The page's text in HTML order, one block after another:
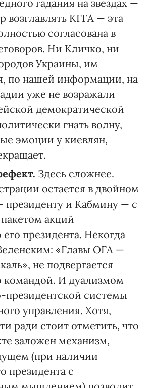
гадания на звездах —
возглавлять КГГА — эта
согласована в
Ни Кличко, ни
Украины, им
по нашей информации, на
уже не возражали
демократической
гнать волну,
эмоции у киевлян,
Здесь сложнее.
остается в двойном
президенту и Кабмину — с
акций
президента. Некогда
«Главы ОГА —
не подвергается
командой. И дуализмом
президентской системы
управления. Хотя,
ради стоит отметить, что
заложен механизм,
(при наличии
президента с